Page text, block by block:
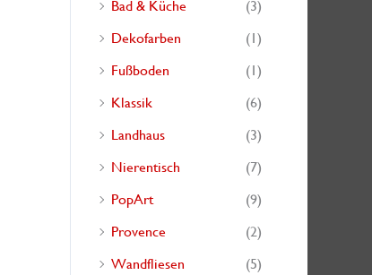
Bad & Küche
(3)
Dekofarben
(1)
Fußboden
(1)
Klassik
(6)
Landhaus
(3)
Nierentisch
(7)
PopArt
(9)
Provence
(2)
Wandfliesen
(5)